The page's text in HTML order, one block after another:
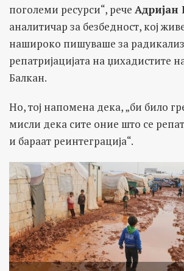
поголеми ресурси“, рече
аналитичар за безбедност, кој
нашироко пишуваше за
репатријацијата на џихадистите
Балкан.
Но, тој напомена дека, „би било
мисли дека сите оние што се
и бараат реинтеграција“.